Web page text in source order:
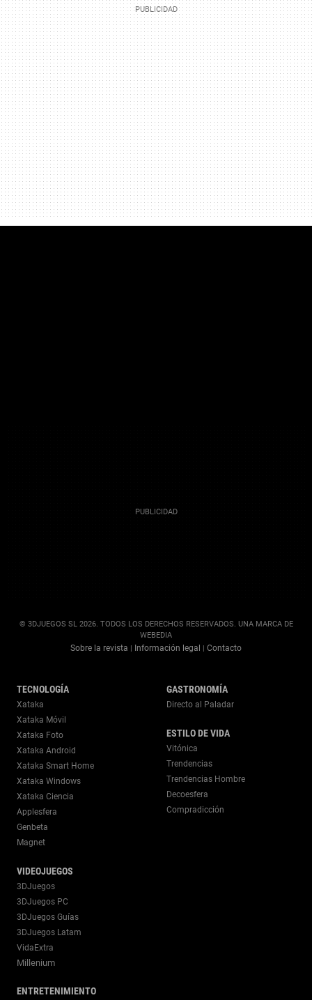
© 3DJUEGOS SL 2026. TODOS LOS DERECHOS RESERVADOS. UNA MARCA DE
WEBEDIA
Sobre la revista Información legal Contacto
TECNOLOGÍA
Xataka
Xataka Móvil
Xataka Foto
Xataka Android
Xataka Smart Home
Xataka Windows
Xataka Ciencia
Applesfera
Genbeta
Magnet
VIDEOJUEGOS
3DJuegos
3DJuegos PC
3DJuegos Guías
3DJuegos Latam
VidaExtra
Millenium
ENTRETENIMIENTO
GASTRONOMÍA
Directo al Paladar
ESTILO DE VIDA
Vitónica
Trendencias
Trendencias Hombre
Decoesfera
Compradicción